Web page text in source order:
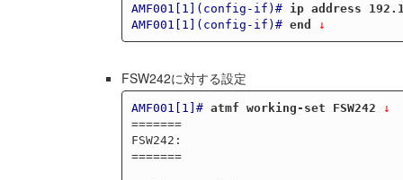
AMF001[1](config-if)#
ip address
AMF001[1](config-if)# end ↓
FSW242に対する設定
AMF001[1]# atmf working-set FSW242 ↓
=======
FSW242:
=======